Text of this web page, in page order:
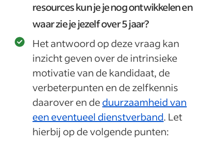
resources kun je je nog ontwikkelen en
waar zie je jezelf over 5 jaar?
Het antwoord op deze vraag kan
inzicht geven over de intrinsieke
motivatie van de kandidaat, de
verbeterpunten en de zelfkennis
daarover en deduurzaamheid van
een eventueel dienstverband. Let
hierbij op de volgende punten: